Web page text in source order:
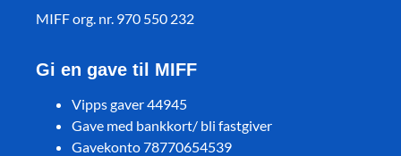
MIFF org. nr. 970 550 232
Gi en gave til MIFF
Vipps gaver 44945
Gave med bankkort/ bli fastgiver
Gavekonto 78770654539